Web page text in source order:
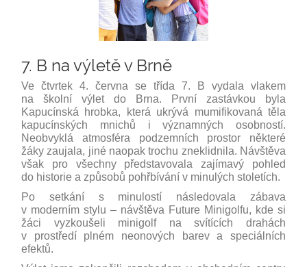
7. B na výletě v Brně
Ve čtvrtek 4. června se třída 7. B vydala vlakem
na školní výlet do Brna. První zastávkou byla
Kapucínská hrobka, která ukrývá mumifikovaná těla
kapucínských mnichů i významných osobností.
Neobvyklá atmosféra podzemních prostor některé
žáky zaujala, jiné naopak trochu zneklidnila. Návštěva
však pro všechny představovala zajímavý pohled
do historie a způsobů pohřbívání v minulých stoletích.
Po setkání s minulostí následovala zábava
v moderním stylu – návštěva Future Minigolfu, kde si
žáci vyzkoušeli minigolf na svítících drahách
v prostředí plném neonových barev a speciálních
efektů.